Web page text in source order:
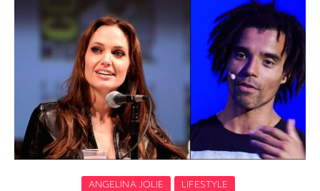
ANGELINA JOLIE LIFESTYLE